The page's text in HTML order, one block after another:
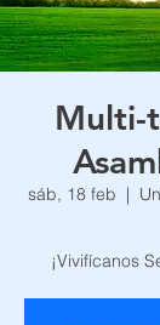
Multi-
sáb, 18 feb
  |
¡Vivifícanos